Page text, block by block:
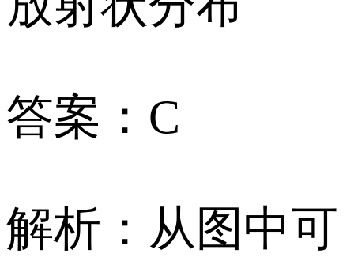
答案：C
解析：从图中可